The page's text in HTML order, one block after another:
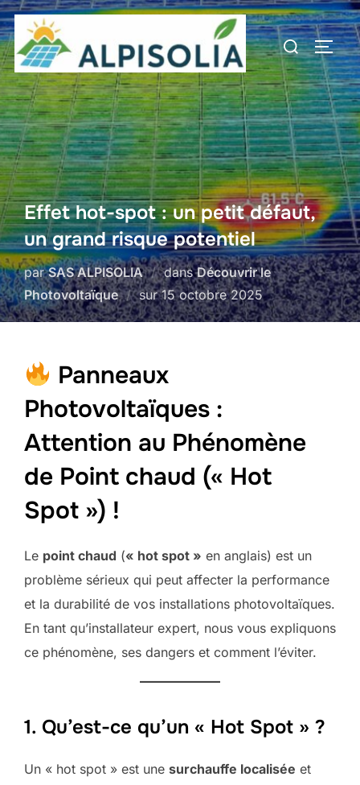
Aller
au
contenu
Rechercher :
Effet hot-spot : un petit défaut,
un grand risque potentiel
parSAS ALPISOLIA dansDécouvrir le
Photovoltaïque
surPublié
le
15 octobre 2025
Panneaux
Photovoltaïques :
Attention au Phénomène
de Point chaud (« Hot
Spot ») !
Le point chaud (« hot spot » en anglais) est un
problème sérieux qui peut affecter la performance
et la durabilité de vos installations photovoltaïques.
En tant qu’installateur expert, nous vous expliquons
ce phénomène, ses dangers et comment l’éviter.
1. Qu’est-ce qu’un « Hot Spot » ?
Un « hot spot » est une surchauffe localisée et